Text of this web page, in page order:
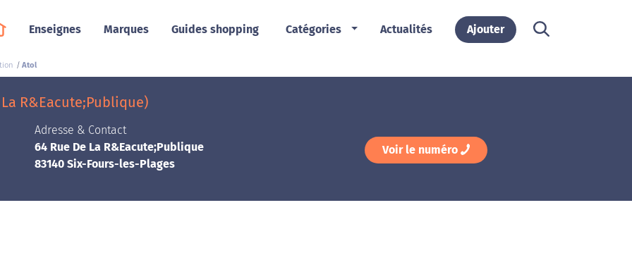
Enseignes Marques Guides shopping Catégories Actualités Ajouter
Atol
R&Eacute;Publique)
Adresse & Contact
64 Rue De La R&Eacute;Publique
83140 Six-Fours-les-Plages
Voir le numéro